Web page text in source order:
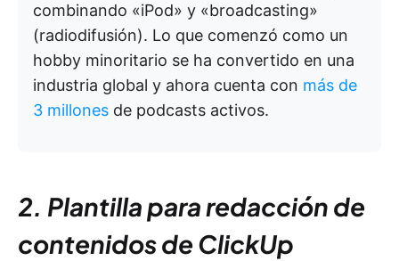
combinando «iPod» y «broadcasting»
(radiodifusión). Lo que comenzó como un
hobby minoritario se ha convertido en una
industria global y ahora cuenta con más de
3 millones de podcasts activos.
2. Plantilla para redacción de
contenidos de ClickUp